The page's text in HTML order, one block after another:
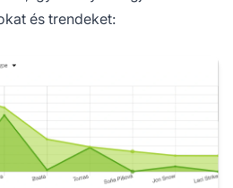
és trendeket: